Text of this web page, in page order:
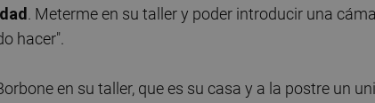
. Meterme en su taller y poder introducir una
hacer".
en su taller, que es su casa y a la postre un